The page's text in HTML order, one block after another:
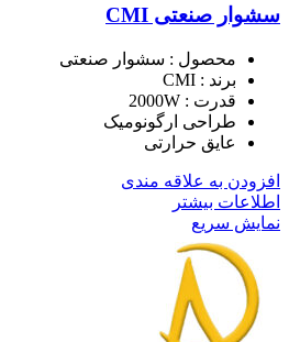
سشوار صنعتی CMI
محصول : سشوار صنعتی
برند : CMI
قدرت : 2000W
طراحی ارگونومیک
عایق حرارتی
افزودن به علاقه مندی
اطلاعات بیشتر
نمایش سریع